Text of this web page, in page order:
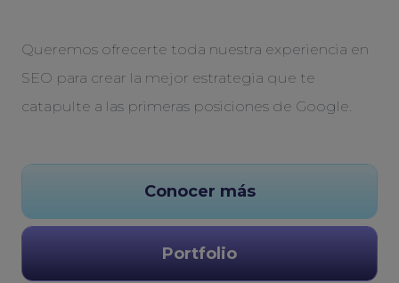
Queremos ofrecerte toda nuestra experiencia en
SEO para crear la mejor estrategia que te
catapulte a las primeras posiciones de Google.
Conocer más
Portfolio